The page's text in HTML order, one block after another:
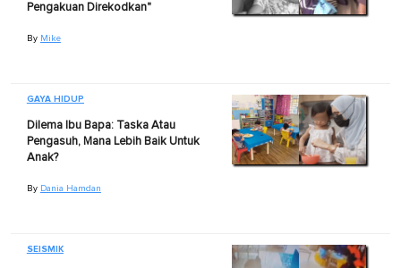
Pengakuan Direkodkan"
By Mike
GAYA HIDUP
Dilema Ibu Bapa: Taska Atau
Pengasuh, Mana Lebih Baik Untuk
Anak?
By Dania Hamdan
SEISMIK